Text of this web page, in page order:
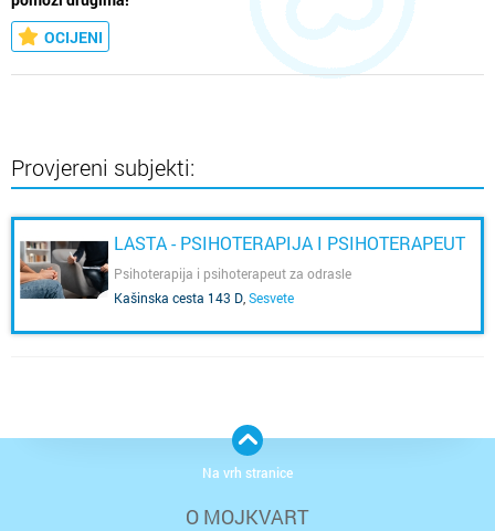
OCIJENI
Provjereni subjekti:
LASTA - PSIHOTERAPIJA I PSIHOTERAPEUT
Psihoterapija i psihoterapeut za odrasle
Kašinska cesta 143 D Sesvete
O MOJKVART
Na vrh stranice